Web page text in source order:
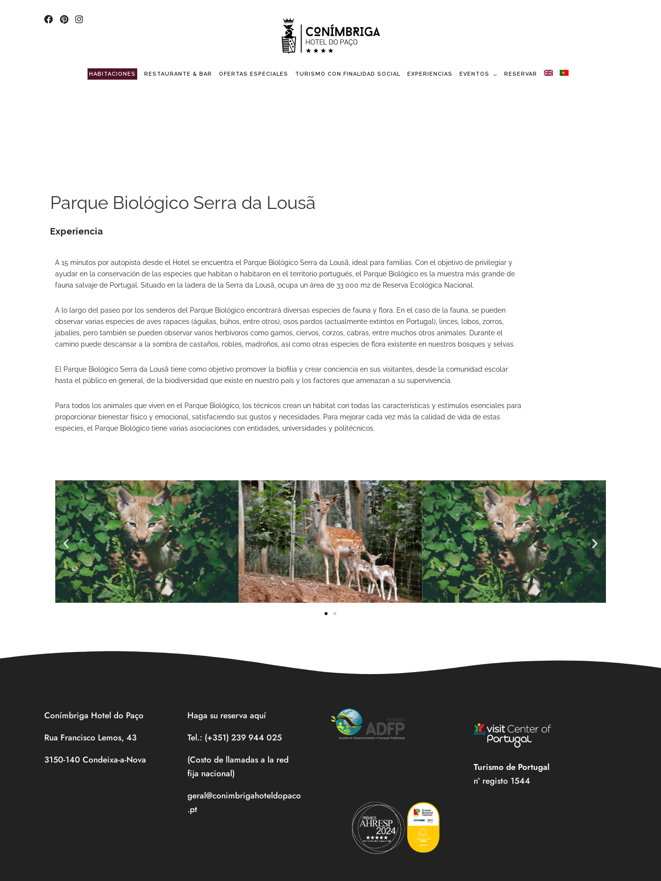
HABITACIONES RESTAURANTE & BAR OFERTAS ESPECIALES TURISMO CON FINALIDAD SOCIAL EXPERIENCIAS EVENTOS RESERVAR
Parque Biológico Serra da Lousã
Experiencia
A 15 minutos por autopista desde el Hotel se encuentra el Parque Biológico Serra da Lousã, ideal para familias. Con el objetivo de privilegiar y
ayudar en la conservación de las especies que habitan o habitaron en el territorio portugués, el Parque Biológico es la muestra más grande de
fauna salvaje de Portugal. Situado en la ladera de la Serra da Lousã, ocupa un área de 33 000 m2 de Reserva Ecológica Nacional.
A lo largo del paseo por los senderos del Parque Biológico encontrará diversas especies de fauna y flora. En el caso de la fauna, se pueden
observar varias especies de aves rapaces (águilas, búhos, entre otros), osos pardos (actualmente extintos en Portugal), linces, lobos, zorros,
jabalíes, pero también se pueden observar varios herbívoros como gamos, ciervos, corzos, cabras, entre muchos otros animales. Durante el
camino puede descansar a la sombra de castaños, robles, madroños, así como otras especies de flora existente en nuestros bosques y selvas.
El Parque Biológico Serra da Lousã tiene como objetivo promover la biofilia y crear conciencia en sus visitantes, desde la comunidad escolar
hasta el público en general, de la biodiversidad que existe en nuestro país y los factores que amenazan a su supervivencia.
Para todos los animales que viven en el Parque Biológico, los técnicos crean un hábitat con todas las características y estímulos esenciales para
proporcionar bienestar físico y emocional, satisfaciendo sus gustos y necesidades. Para mejorar cada vez más la calidad de vida de estas
especies, el Parque Biológico tiene varias asociaciones con entidades, universidades y politécnicos.
Conímbriga Hotel do Paço
Rua Francisco Lemos, 43
3150-140 Condeixa-a-Nova
Haga su reserva aquí
Tel.: (+351) 239 944 025
(Costo de llamadas a la red
fija nacional)
geral@conimbrigahoteldopaco
.pt
Turismo de Portugal
nº registo 1544